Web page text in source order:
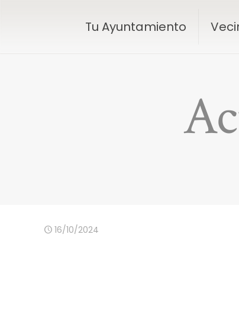
Tu Ayuntamiento
16/10/2024